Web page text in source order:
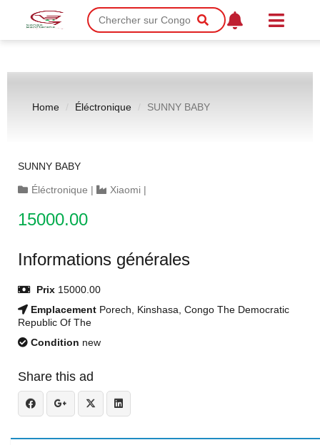
Home Éléctronique SUNNY BABY
SUNNY BABY
Éléctronique | Xiaomi |
15000.00
Informations générales
Prix 15000.00
Emplacement Porech, Kinshasa, Congo The Democratic
Republic Of The
Condition new
Share this ad